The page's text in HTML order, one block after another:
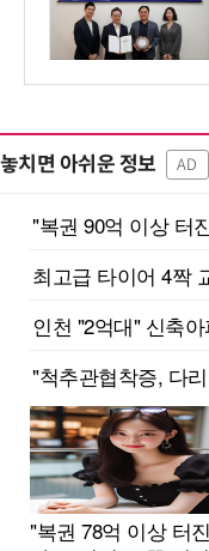
놓치면 아쉬운 정보 AD